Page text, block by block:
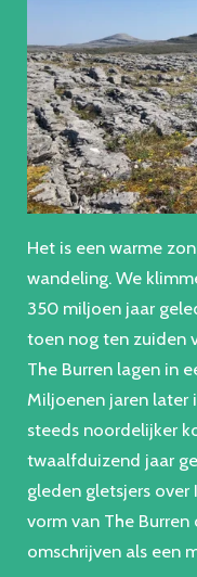
Het is een warme
wandeling. We
350 miljoen jaar
toen nog ten zuiden
The Burren lagen in
Miljoenen jaren later
steeds noordelijker
twaalfduizend jaar
gleden gletsjers over
vorm van The
omschrijven als een